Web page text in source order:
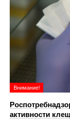
Внимание!
активности